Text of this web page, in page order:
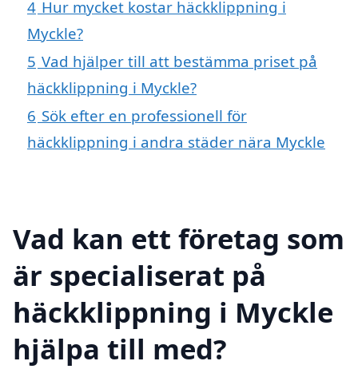
4 Hur mycket kostar häckklippning i
Myckle?
5 Vad hjälper till att bestämma priset på
häckklippning i Myckle?
6 Sök efter en professionell för
häckklippning i andra städer nära Myckle
Vad kan ett företag som
är specialiserat på
häckklippning i Myckle
hjälpa till med?